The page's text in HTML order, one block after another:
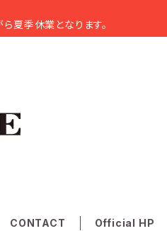
夏季休業となります。
CONTACT Official HP